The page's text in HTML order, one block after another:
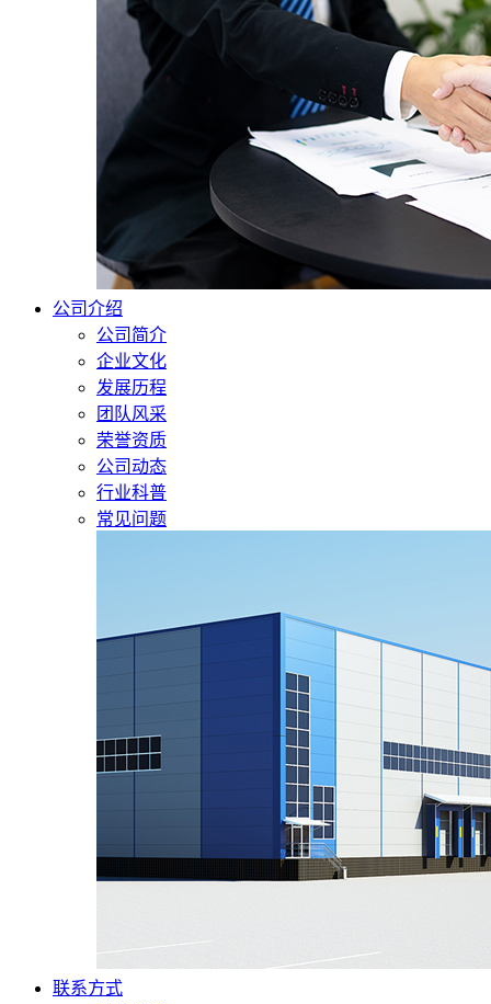
公司介绍
公司简介
企业文化
发展历程
团队风采
荣誉资质
公司动态
行业科普
常见问题
联系方式